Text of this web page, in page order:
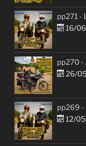
pp271 -
16/
pp270 -
26/
pp269 -
12/